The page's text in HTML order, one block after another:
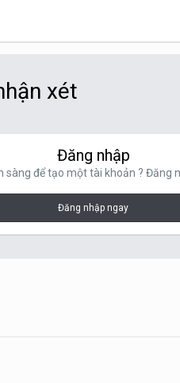
xét
Đăng nhập
sàng để tạo một tài khoản ? Đăng
Đăng nhập ngay